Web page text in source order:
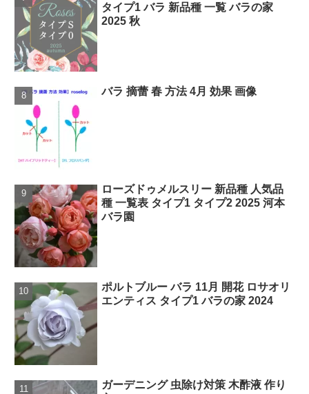
タイプ1 バラ 新品種 一覧 バラの家
2025 秋
バラ 摘蕾 春 方法 4月 効果 画像
ローズドゥメルスリー 新品種 人気品
種 一覧表 タイプ1 タイプ2 2025 河本
バラ園
ポルトブルー バラ 11月 開花 ロサオリ
エンティス タイプ1 バラの家 2024
ガーデニング 虫除け対策 木酢液 作り